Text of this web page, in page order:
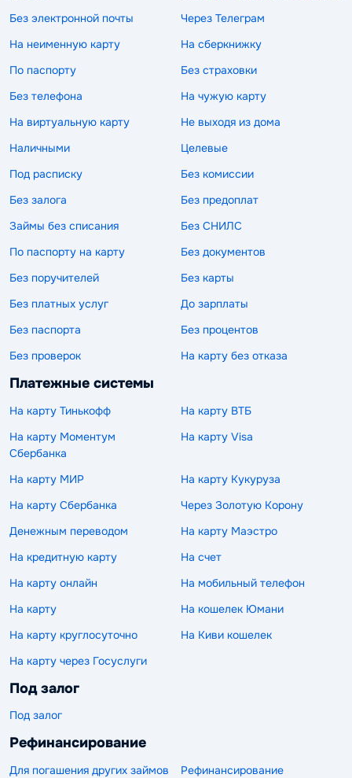
Без электронной почты
Через Телеграм
На неименную карту
На сберкнижку
По паспорту
Без страховки
Без телефона
На чужую карту
На виртуальную карту
Не выходя из дома
Наличными
Целевые
Под расписку
Без комиссии
Без залога
Без предоплат
Займы без списания
Без СНИЛС
По паспорту на карту
Без документов
Без поручителей
Без карты
Без платных услуг
До зарплаты
Без паспорта
Без процентов
Без проверок
На карту без отказа
Платежные системы
На карту Тинькофф
На карту ВТБ
На карту Моментум
Сбербанка
На карту Visa
На карту МИР
На карту Кукуруза
На карту Сбербанка
Через Золотую Корону
Денежным переводом
На карту Маэстро
На кредитную карту
На счет
На карту онлайн
На мобильный телефон
На карту
На кошелек Юмани
На карту круглосуточно
На Киви кошелек
На карту через Госуслуги
Под залог
Под залог
Рефинансирование
Для погашения других займов Рефинансирование